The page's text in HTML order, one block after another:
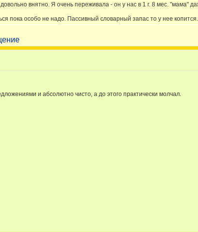
внятно. Я очень переживала - он у нас в 1 г. 8 мес. "мама"
пока особо не надо. Пассивный словарный запас то у нее
и абсолютно чисто, а до этого практически молчал.